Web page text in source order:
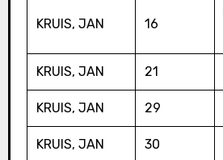
KRUIS, JAN 16
KRUIS, JAN 21
KRUIS, JAN 29
KRUIS, JAN 30